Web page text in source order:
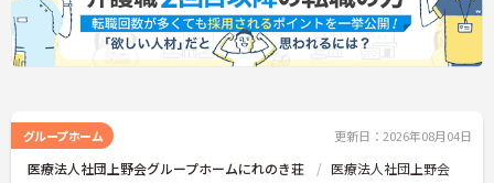
グループホーム 更新日：2026年08月04日
医療法人社団上野会グループホームにれのき荘 医療法人社団上野会